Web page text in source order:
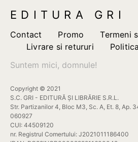
EDITURA GRI
Contact Promo
Termeni
Livrare si retururi
Suntem mici, domnule!
Copyright © 2021
S.C. GRI - EDITURĂ ȘI LIBRĂRIE S.R.L.
Str. Partizanilor 4, Bloc M3, Sc. A, Et. 8, Ap.
060927
CUI: 44509120
nr. Registrul Comertului: J2021011186400